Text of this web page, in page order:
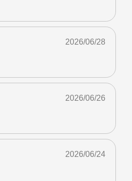
2026/06/28
2026/06/26
2026/06/24